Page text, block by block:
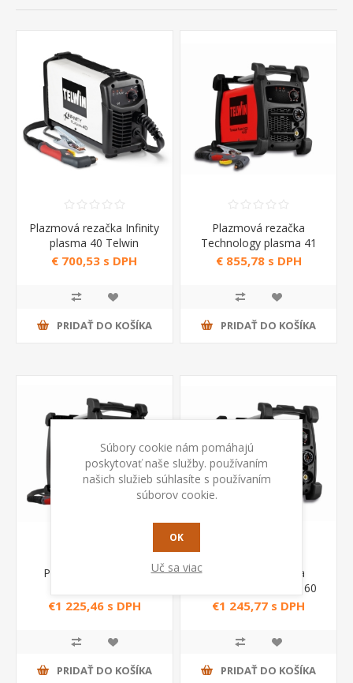
Plazmová rezačka Infinity
plasma 40 Telwin
€ 700,53 s DPH
PRIDAŤ DO KOŠÍKA
Plazmová rezačka
Technology plasma 41
XT Telwin
€ 855,78 s DPH
PRIDAŤ DO KOŠÍKA
Plazmová rezačka s
Technology plasma 54
€1 225,46 s DPH
PRIDAŤ DO KOŠÍKA
Plazmová rezačka
Technology plasma 60
XT Telwin
€1 245,77 s DPH
PRIDAŤ DO KOŠÍKA
Súbory cookie nám pomáhajú
poskytovať naše služby. používaním
našich služieb súhlasíte s používaním
súborov cookie.
OK
Uč sa viac